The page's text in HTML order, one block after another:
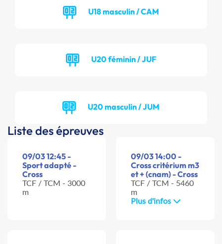
U18 masculin / CAM
U20 féminin / JUF
U20 masculin / JUM
Liste des épreuves
09/03 12:45 -
Sport adapté -
Cross
TCF / TCM - 3000
m
09/03 14:00 -
Cross critérium m3
et + (cnam) - Cross
TCF / TCM - 5460
m
Plus d'infos